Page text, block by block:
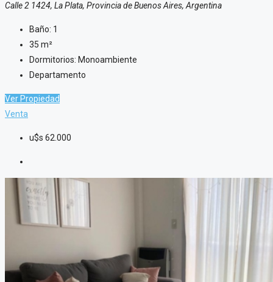
Calle 2 1424, La Plata, Provincia de Buenos Aires, Argentina
Baño: 1
35 m²
Dormitorios: Monoambiente
Departamento
Ver Propiedad
Venta
u$s 62.000